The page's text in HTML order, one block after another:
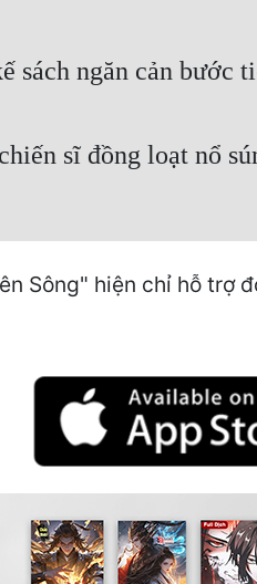
ngăn cản bước
sĩ đồng loạt nổ
Sông" hiện chỉ hỗ trợ